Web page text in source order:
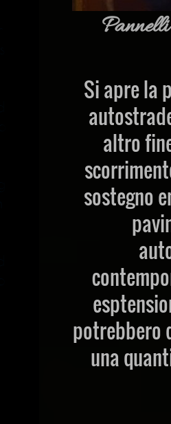
Si apre la
altro
sostegno
potrebbero
una